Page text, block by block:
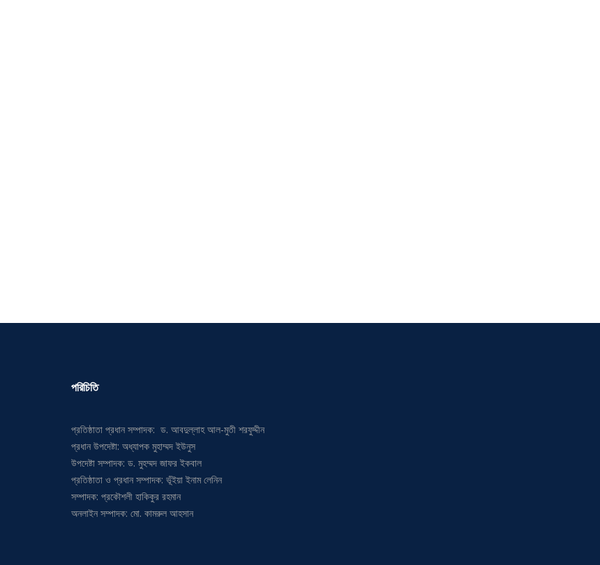
পরিচিতি
প্রতিষ্ঠাতা প্রধান সম্পাদক: ড. আবদুল্লাহ আল-মুতী শরফুদ্দীন
প্রধান উপদেষ্টা: অধ্যাপক মুহাম্মদ ইউনুস
উপদেষ্টা সম্পাদক: ড. মুহম্মদ জাফর ইকবাল
প্রতিষ্ঠাতা ও প্রধান সম্পাদক: ভূঁইয়া ইনাম লেনিন
সম্পাদক: প্রকৌশলী হাকিকুর রহমান
অনলাইন সম্পাদক: মো. কামরুল আহসান